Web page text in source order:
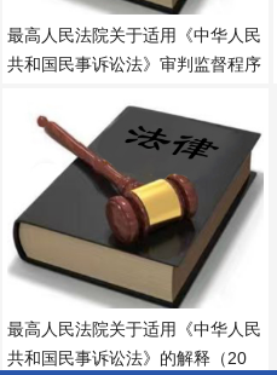
最高人民法院关于适用《中华人民
共和国民事诉讼法》审判监督程序
最高人民法院关于适用《中华人民
共和国民事诉讼法》的解释（20